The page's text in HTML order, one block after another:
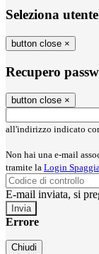
Seleziona utente
button close ×
Recupero
button close ×
all'indirizzo indicato
Non hai una e-mail
tramite la Login
E-mail inviata, si
Errore
Chiudi